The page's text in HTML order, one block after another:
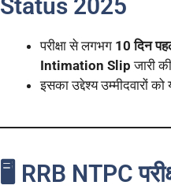
Status 2025
परीक्षा से लगभग 10 दिन
Intimation Slip जारी
इसका उद्देश्य उम्मीदवारों
🖥️ RRB NTPC